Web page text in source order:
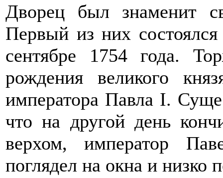
Дворец был знаменит
Первый из них
сентябре 1754 года.
рождения великого
императора Павла I.
что на другой день
верхом, император
поглядел на окна и низко